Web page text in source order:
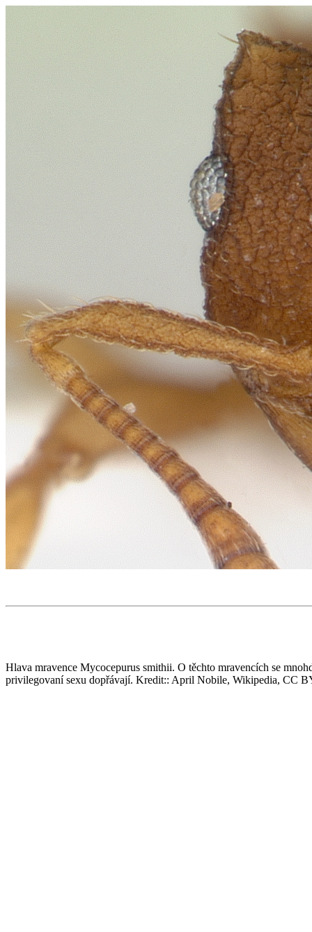
Hlava mravence Mycocepurus smithii. O těchto mravencích se
privilegovaní sexu dopřávají. Kredit:: April Nobile, Wikipedia, CC